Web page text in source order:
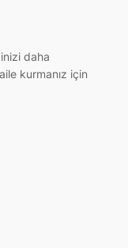
daha
kurmanız için